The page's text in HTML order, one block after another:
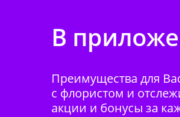
В
Преимущества для
с флористом и
акции и бонусы за